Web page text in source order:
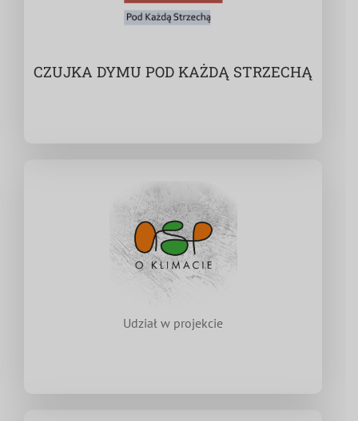
CZUJKA DYMU POD KAŻDĄ STRZECHĄ
Udział w projekcie